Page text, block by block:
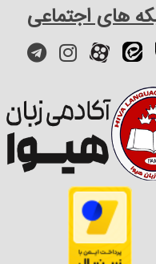
های اجتماعی